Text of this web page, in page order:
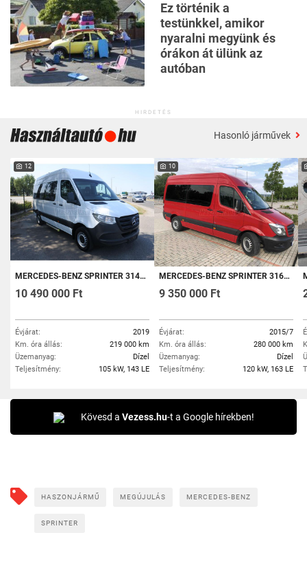
Ez történik a
testünkkel, amikor
nyaralni megyünk és
órákon át ülünk az
autóban
HIRDETÉS
Hasonló járművek
12
MERCEDES-BENZ SPRINTER 314 CDI TOURER 907.733.13 ÁFÁS! 3%-OS LÍZINGRE IS MEGVÁSÁROLHATÓ!
10 490 000 Ft
Évjárat:
2019
Km. óra állás:
219 000 km
Üzemanyag:
Dízel
Teljesítmény:
105 kW, 143 LE
10
MERCEDES-BENZ SPRINTER 316 BLUETEC 906.731.13 /9 SZEMÉLYES/
9 350 000 Ft
Évjárat:
2015/7
Km. óra állás:
280 000 km
Üzemanyag:
Dízel
Teljesítmény:
120 kW, 163 LE
Kövesd a Vezess.hu-t a Google hírekben!
HASZONJÁRMŰ MEGÚJULÁS MERCEDES-BENZ
SPRINTER